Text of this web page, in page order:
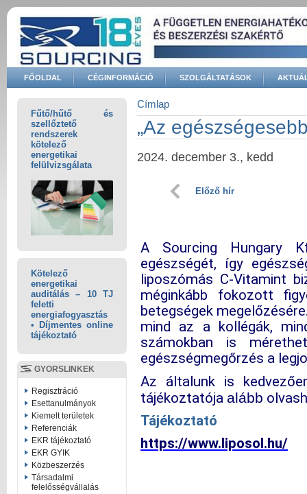
Ugrás a tartalomra
FŐOLDAL CÉGINFORMÁCIÓ SZOLGÁLTATÁSOK
Keresés űrlap
Fűtő/hűtő és
szellőztető
rendszerek
kötelező
energetikai
felülvizsgálata
Kötelező
energetikai
auditálás – 10 TJ
feletti
energiafogyasztás
• Díjmentes online
tájékoztató
GYORSLINKEK
Regisztráció
Esettanulmányok
Kiemelt területek
Referenciák
EKR tájékoztató
EKR GYIK
Közbeszerzés
Társadalmi
felelősségvállalás
Jelenlegi hely
Címlap
„Az
2024. december 3., kedd
Előző hír
A Sourcing Hungary
egészségét, így
liposzómás C-Vitamint
méginkább fokozott
betegségek
mind az a kollégák,
számokban is
egészségmegőrzés a
Az általunk is
tájékoztatója alább
Tájékoztató
https://www.liposol.hu/